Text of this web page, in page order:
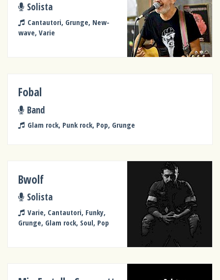
Solista
Cantautori, Grunge, New-
wave, Varie
Fobal
Band
Glam rock, Punk rock, Pop, Grunge
Bwolf
Solista
Varie, Cantautori, Funky,
Grunge, Glam rock, Soul, Pop